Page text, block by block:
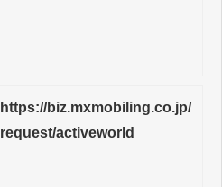
https://biz.mxmobiling.co.jp/
request/activeworld